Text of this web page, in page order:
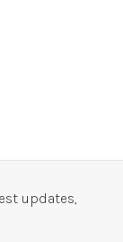
updates,